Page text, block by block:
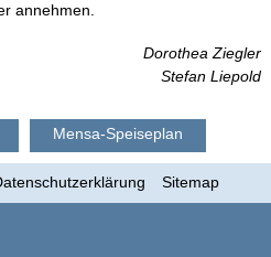
annehmen.
Dorothea Ziegler
Stefan Liepold
Mensa-Speiseplan
Sitemap